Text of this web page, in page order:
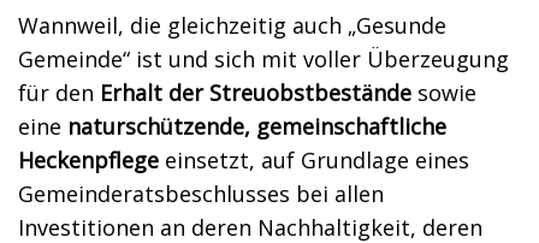
Wannweil, die gleichzeitig auch „Gesunde
Gemeinde“ ist und sich mit voller Überzeugung
für den Erhalt der Streuobstbestände sowie
eine naturschützende, gemeinschaftliche
Heckenpflege einsetzt, auf Grundlage eines
Gemeinderatsbeschlusses bei allen
Investitionen an deren Nachhaltigkeit, deren